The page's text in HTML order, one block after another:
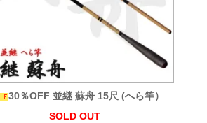
30％OFF 並継 蘇舟 15尺 (へら竿）
SOLD OUT